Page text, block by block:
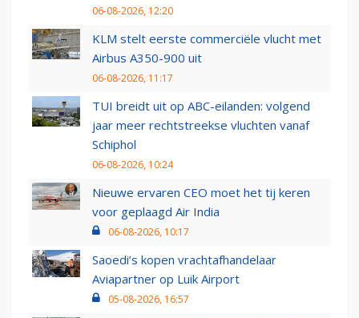
06-08-2026, 12:20
KLM stelt eerste commerciële vlucht met
Airbus A350-900 uit
06-08-2026, 11:17
TUI breidt uit op ABC-eilanden: volgend
jaar meer rechtstreekse vluchten vanaf
Schiphol
06-08-2026, 10:24
Nieuwe ervaren CEO moet het tij keren
voor geplaagd Air India
06-08-2026, 10:17
Saoedi’s kopen vrachtafhandelaar
Aviapartner op Luik Airport
05-08-2026, 16:57